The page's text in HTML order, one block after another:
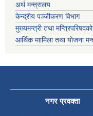
अर्थ मन्त्रालय
केन्द्रीय पञ्जीकरण विभाग
मुख्यमन्त्री तथा
आर्थिक माामिला तथा योजना
नगर प्रवक्ता